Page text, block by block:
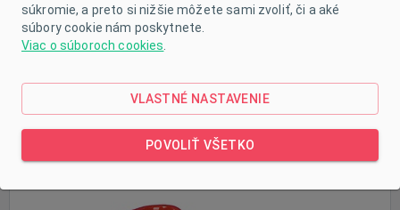
Detský záhradný fúrik s lopatkou a hrabličkami BAYO
Sedmokráska červený
súkromie, a preto si nižšie môžete sami zvoliť, či a aké
súbory cookie nám poskytnete.
Viac o súboroch cookies
VLASTNÉ NASTAVENIE
POVOLIŤ VŠETKO